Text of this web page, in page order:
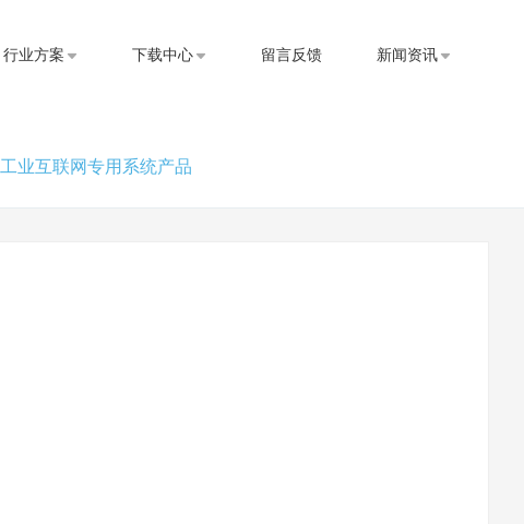
行业方案 下载中心 留言反馈 新闻资讯
工业互联网专用系统产品